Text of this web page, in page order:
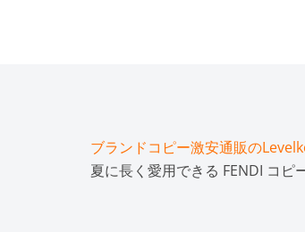
ブランドコピー激安通販の
夏に長く愛用できる FENDI コピ